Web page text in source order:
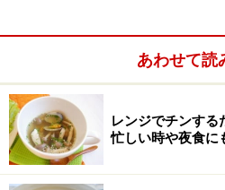
トマト
たまねぎ
ニンニク
オリーブオイル
あわせて読
レンジでチンす
忙しい時や夜食に